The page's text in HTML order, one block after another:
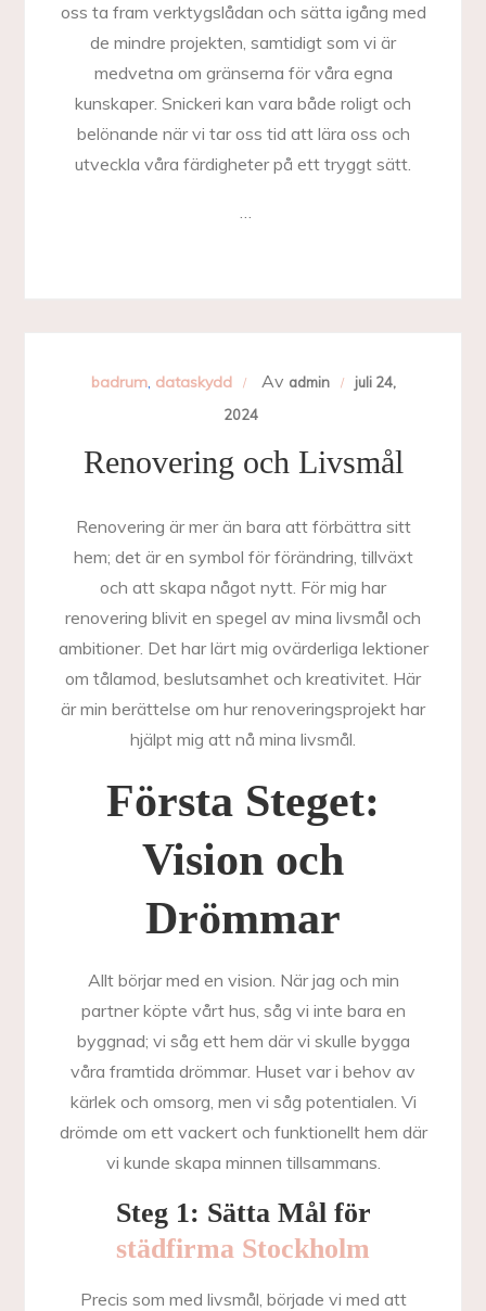
oss ta fram verktygslådan och sätta igång med
de mindre projekten, samtidigt som vi är
medvetna om gränserna för våra egna
kunskaper. Snickeri kan vara både roligt och
belönande när vi tar oss tid att lära oss och
utveckla våra färdigheter på ett tryggt sätt.
…
badrum, dataskydd Av admin
juli 24,
2024
Renovering och Livsmål
Renovering är mer än bara att förbättra sitt
hem; det är en symbol för förändring, tillväxt
och att skapa något nytt. För mig har
renovering blivit en spegel av mina livsmål och
ambitioner. Det har lärt mig ovärderliga lektioner
om tålamod, beslutsamhet och kreativitet. Här
är min berättelse om hur renoveringsprojekt har
hjälpt mig att nå mina livsmål.
Första Steget:
Vision och
Drömmar
Allt börjar med en vision. När jag och min
partner köpte vårt hus, såg vi inte bara en
byggnad; vi såg ett hem där vi skulle bygga
våra framtida drömmar. Huset var i behov av
kärlek och omsorg, men vi såg potentialen. Vi
drömde om ett vackert och funktionellt hem där
vi kunde skapa minnen tillsammans.
Steg 1: Sätta Mål för
städfirma Stockholm
Precis som med livsmål, började vi med att